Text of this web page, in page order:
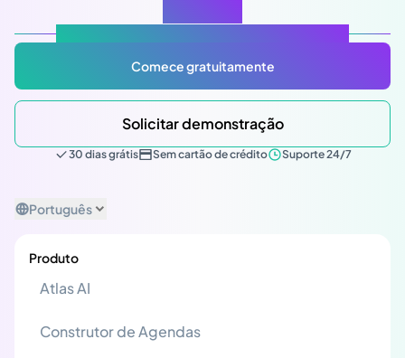
Comece gratuitamente
Solicitar demonstração
30 dias grátis Sem cartão de crédito Suporte 24/7
Português
Produto
Atlas AI
Construtor de Agendas